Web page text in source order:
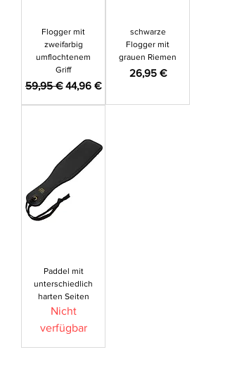
Flogger mit
zweifarbig
umflochtenem
Griff
Standardpreis
59,95 € Sale-Preis
44,96 €
schwarze
Flogger mit
grauen Riemen
Preis
26,95 €
Paddel mit
unterschiedlich
harten Seiten
Nicht
verfügbar